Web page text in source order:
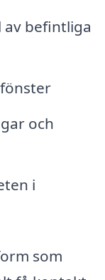
av befintliga
och
i
som